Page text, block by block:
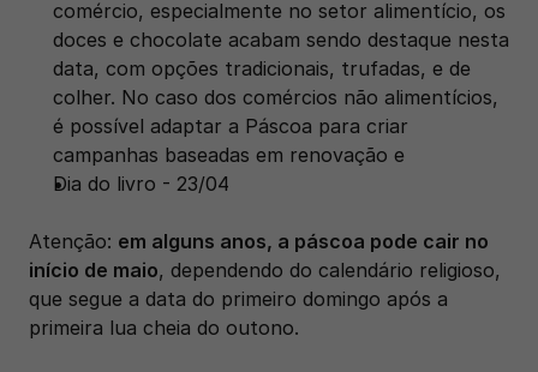
comércio, especialmente no setor alimentício, os
doces e chocolate acabam sendo destaque nesta
data, com opções tradicionais, trufadas, e de
colher. No caso dos comércios não alimentícios,
é possível adaptar a Páscoa para criar
campanhas baseadas em renovação e
Dia do livro - 23/04
Atenção: em alguns anos, a páscoa pode cair no
início de maio, dependendo do calendário religioso,
que segue a data do primeiro domingo após a
primeira lua cheia do outono.